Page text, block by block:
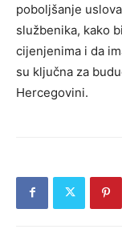
poboljšanje
službenika, kako
cijenjenima i da
su ključna za
Hercegovini.